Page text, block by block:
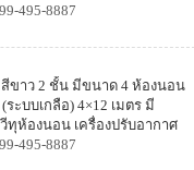
495-8887
ขาว 2 ชั้น มีขนาด 4 ห้องนอน
ระบบเกลือ) 4×12 เมตร มี
ทุห้องนอน เครื่องปรับอากาศ
รัว เตาปิ้งย่าง
495-8887